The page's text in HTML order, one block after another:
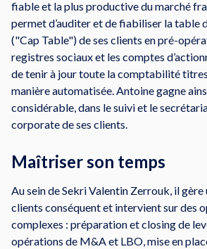
fiable et la plus productive du marché
permet d’auditer et de fiabiliser la table
("Cap Table") de ses clients en pré-
registres sociaux et les comptes
de tenir à jour toute la comptabilité
manière automatisée. Antoine gagne
considérable, dans le suivi et le
corporate de ses clients.
Maîtriser son temps
Au sein de Sekri Valentin Zerrouk, il
clients conséquent et intervient sur des
complexes : préparation et closing de
opérations de M&A et LBO, mise en